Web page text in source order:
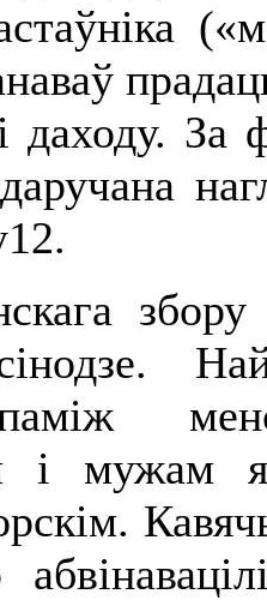
даходу. За
збору
і мужам